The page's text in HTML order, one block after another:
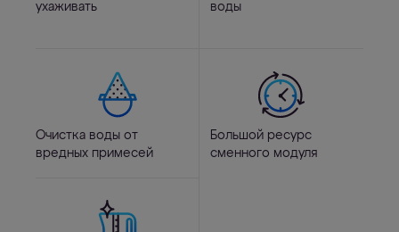
ухаживать
воды
Очистка воды от
вредных примесей
Большой ресурс
сменного модуля